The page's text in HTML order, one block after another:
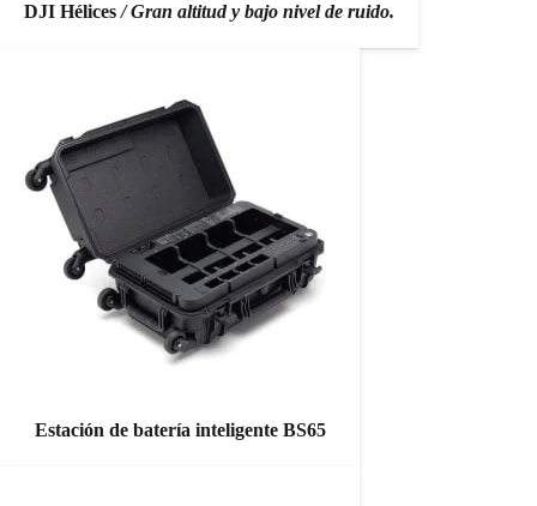
DJI Hélices/ Gran altitud y bajo nivel de ruido.
Estación de batería inteligente BS65